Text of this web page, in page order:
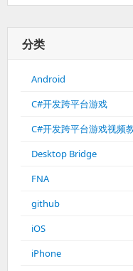
分类
Android
C#开发跨平台游戏
C#开发跨平台游戏视频
Desktop Bridge
FNA
github
iOS
iPhone